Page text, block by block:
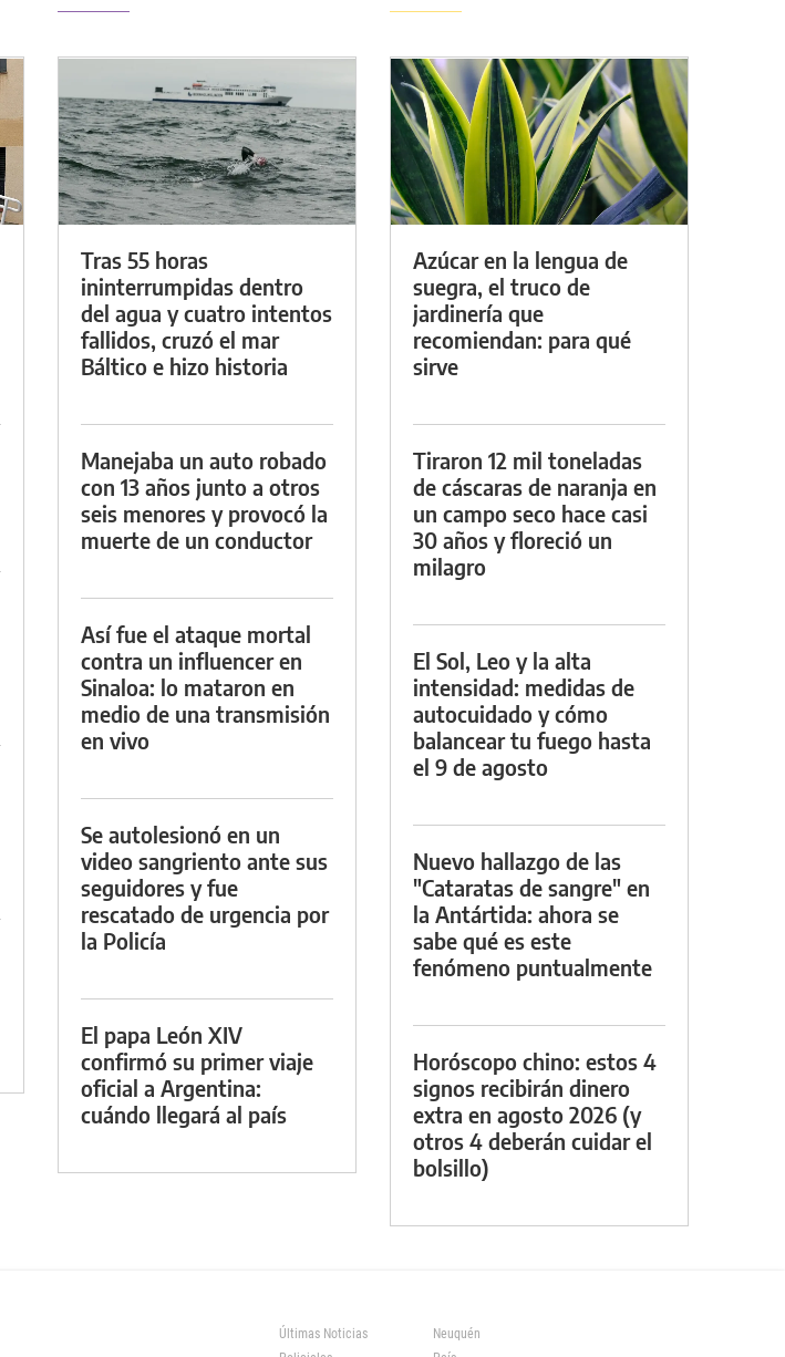
Tras 55 horas
ininterrumpidas dentro
del agua y cuatro intentos
fallidos, cruzó el mar
Báltico e hizo historia
Manejaba un auto robado
con 13 años junto a otros
seis menores y provocó la
muerte de un conductor
Así fue el ataque mortal
contra un influencer en
Sinaloa: lo mataron en
medio de una transmisión
en vivo
Se autolesionó en un
video sangriento ante sus
seguidores y fue
rescatado de urgencia por
la Policía
El papa León XIV
confirmó su primer viaje
oficial a Argentina:
cuándo llegará al país
Azúcar en la lengua de
suegra, el truco de
jardinería que
recomiendan: para qué
sirve
Tiraron 12 mil toneladas
de cáscaras de naranja en
un campo seco hace casi
30 años y floreció un
milagro
El Sol, Leo y la alta
intensidad: medidas de
autocuidado y cómo
balancear tu fuego hasta
el 9 de agosto
Nuevo hallazgo de las
"Cataratas de sangre" en
la Antártida: ahora se
sabe qué es este
fenómeno puntualmente
Horóscopo chino: estos 4
signos recibirán dinero
extra en agosto 2026 (y
otros 4 deberán cuidar el
bolsillo)
Últimas Noticias
Neuquén